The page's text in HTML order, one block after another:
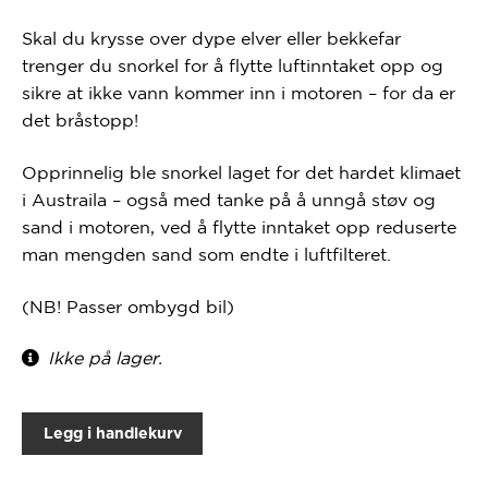
Skal du krysse over dype elver eller bekkefar
trenger du snorkel for å flytte luftinntaket opp og
sikre at ikke vann kommer inn i motoren – for da er
det bråstopp!
Opprinnelig ble snorkel laget for det hardet klimaet
i Austraila – også med tanke på å unngå støv og
sand i motoren, ved å flytte inntaket opp reduserte
man mengden sand som endte i luftfilteret.
(NB! Passer ombygd bil)
Ikke på lager.
Legg i handlekurv